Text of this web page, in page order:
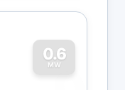
0.6
MW